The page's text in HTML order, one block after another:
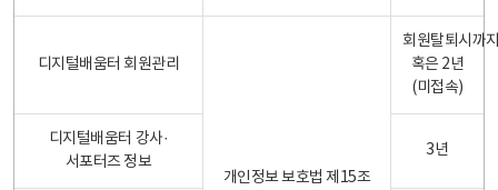
디지털배움터 회원관리
개인정보 보호법 제15조
회원탈퇴시까
혹은 2년
(미접속)
디지털배움터 강사·
서포터즈 정보
3년